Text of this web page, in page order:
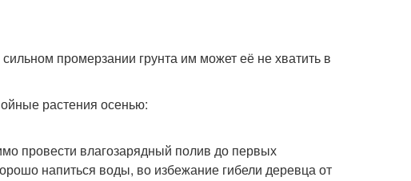
промерзании грунта им может её не хватить в
провести влагозарядный полив до первых
напиться воды, во избежание гибели деревца от